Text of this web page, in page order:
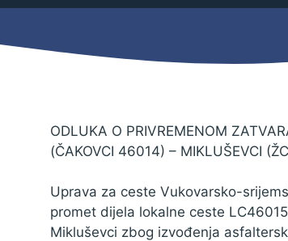
Izbori
ODLUKA O PRIVREMENOM
(ČAKOVCI 46014) – MIKLUŠEVCI
Uprava za ceste Vukovarsko-
promet dijela lokalne ceste
Mikluševci zbog izvođenja